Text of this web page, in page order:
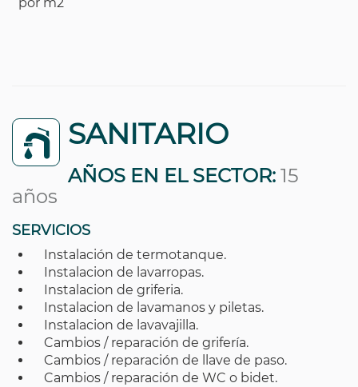
SANITARIO
AÑOS EN EL SECTOR: 15
años
SERVICIOS
Instalación de termotanque.
Instalacion de lavarropas.
Instalacion de griferia.
Instalacion de lavamanos y piletas.
Instalacion de lavavajilla.
Cambios / reparación de grifería.
Cambios / reparación de llave de paso.
Cambios / reparación de WC o bidet.